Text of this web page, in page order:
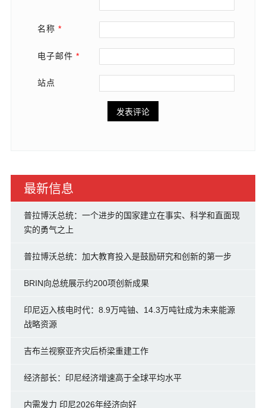
名称 *
电子邮件 *
站点
最新信息
普拉博沃总统：一个进步的国家建立在事实、科学和直面现
实的勇气之上
普拉博沃总统：加大教育投入是鼓励研究和创新的第一步
BRIN向总统展示约200项创新成果
印尼迈入核电时代：8.9万吨铀、14.3万吨钍成为未来能源
战略资源
吉布兰视察亚齐灾后桥梁重建工作
经济部长：印尼经济增速高于全球平均水平
内需发力 印尼2026年经济向好